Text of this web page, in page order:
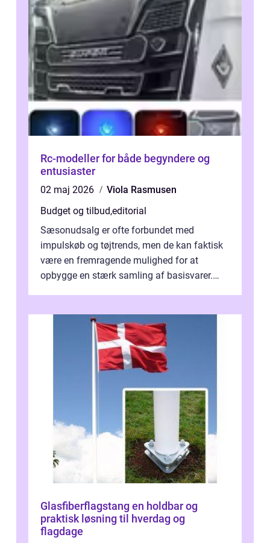
Rc-modeller for både begyndere og
entusiaster
02 maj 2026
Viola Rasmusen
Budget og tilbud,editorial
Sæsonudsalg er ofte forbundet med
impulskøb og tøjtrends, men de kan faktisk
være en fremragende mulighed for at
opbygge en stærk samling af basisvarer.
Glasfiberflagstang en holdbar og
praktisk løsning til hverdag og
flagdage